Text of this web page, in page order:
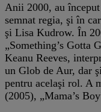
Anii 2000, au
semnat regia, şi în
şi Lisa Kudrow. În
„Something’s Gotta
Keanu Reeves,
un Glob de Aur, dar
pentru acelaşi rol. A
(2005), „Mama’s